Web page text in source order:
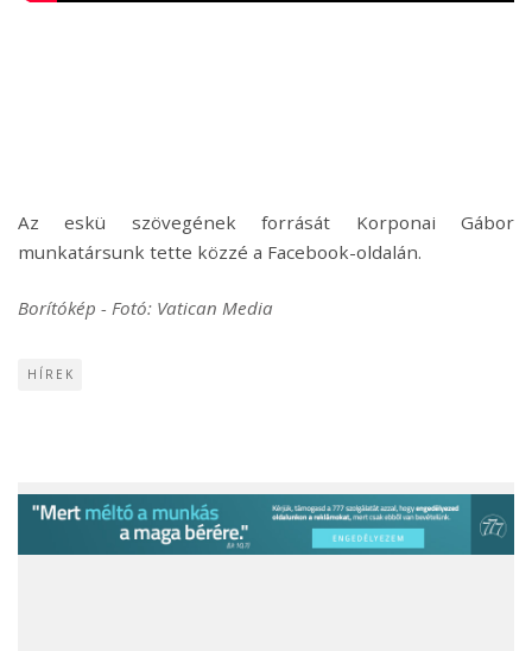
Az eskü szövegének forrását Korponai Gábor
munkatársunk tette közzé a Facebook-oldalán.
Borítókép - Fotó: Vatican Media
HÍREK